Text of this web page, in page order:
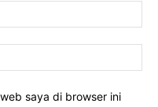
saya di browser ini